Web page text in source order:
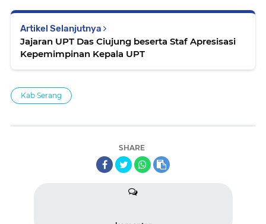
Artikel Selanjutnya
Jajaran UPT Das Ciujung beserta Staf Apresisasi
Kepemimpinan Kepala UPT
Kab Serang
SHARE